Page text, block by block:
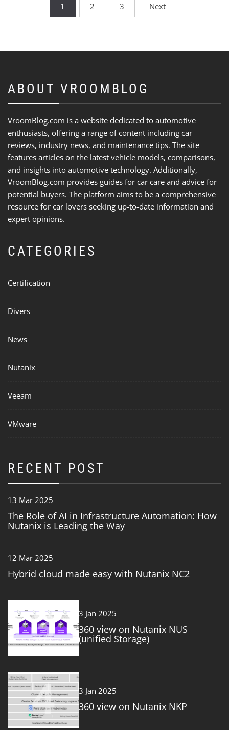
pagination
1 2 3 Next
ABOUT VROOMBLOG
VroomBlog.com is a website dedicated to automotive
enthusiasts, offering a range of content including car
reviews, industry news, and maintenance tips. The site
features articles on the latest vehicle models, comparisons,
and insights into automotive technology. Additionally,
VroomBlog.com provides guides for car care and advice for
potential buyers. The platform aims to be a comprehensive
resource for car lovers seeking up-to-date information and
expert opinions.
CATEGORIES
Certification
Divers
News
Nutanix
Veeam
VMware
RECENT POST
13 Mar 2025
The Role of AI in Infrastructure Automation: How
Nutanix is Leading the Way
12 Mar 2025
Hybrid cloud made easy with Nutanix NC2
3 3 Jan 2025
360 view on Nutanix NUS
(unified Storage)
4 3 Jan 2025
360 view on Nutanix NKP